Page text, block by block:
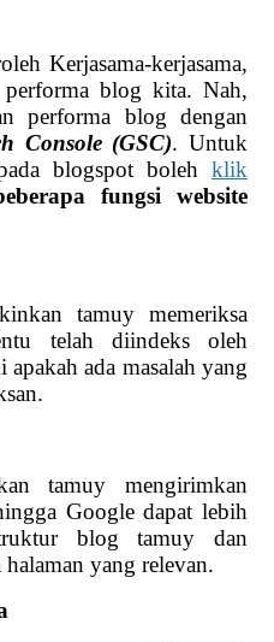
Kerjasama-kerjasama,
blog kita. Nah,
performa blog dengan
Console (GSC). Untuk
blogspot boleh klik
fungsi website
tamuy memeriksa
telah diindeks oleh
ada masalah yang
tamuy mengirimkan
Google dapat lebih
blog tamuy dan
yang relevan.